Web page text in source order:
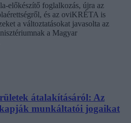
előkészítő foglalkozás, újra az
és az oviKRÉTA is
a változtatásokat javasolta az
a Magyar
átalakításáról: Az
munkáltatói jogaikat